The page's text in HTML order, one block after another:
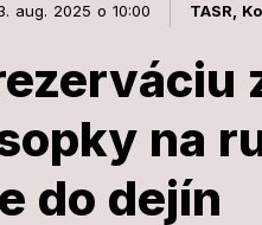
aug. 2025 o 10:00 TASR,
na
do dejín